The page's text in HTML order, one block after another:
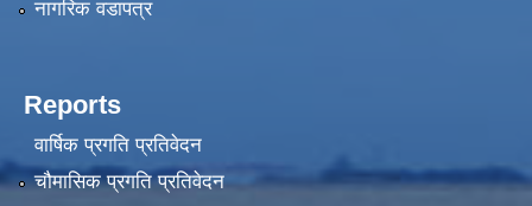
नागरिक वडापत्र
Reports
वार्षिक प्रगति प्रतिवेदन
चौमासिक प्रगति प्रतिवेदन